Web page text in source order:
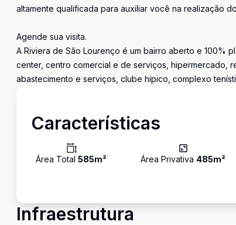
altamente qualificada para auxiliar você na realização
Agende sua visita.
A Riviera de São Lourenço é um bairro aberto e 100%
center, centro comercial e de serviços, hipermercado,
abastecimento e serviços, clube hípico, complexo
Características
Área Total 585m² Área Privativa 485m²
Infraestrutura